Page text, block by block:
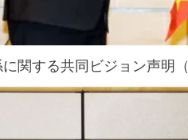
に関する共同ビジョン声明（